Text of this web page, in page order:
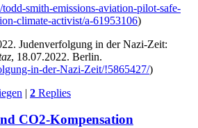
smith-emissions-aviation-pilot-safe-
climate-activist/a-61953106)
Judenverfolgung in der Nazi-Zeit:
, 18.07.2022. Berlin.
in-der-Nazi-Zeit/!5865427/)
| 2 Replies
CO2-Kompensation